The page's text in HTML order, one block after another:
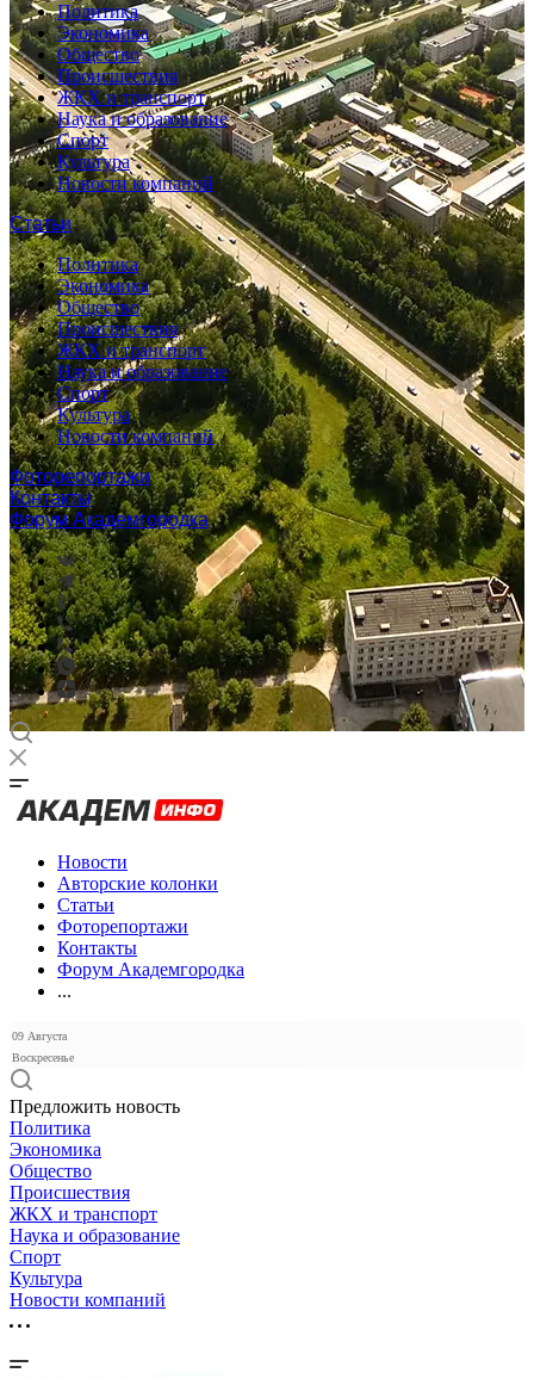
Политика
Экономика
Общество
Происшествия
ЖКХ и транспорт
Наука и образование
Спорт
Культура
Новости компаний
Статьи
Политика
Экономика
Общество
Происшествия
ЖКХ и транспорт
Наука и образование
Спорт
Культура
Новости компаний
Фоторепортажи
Контакты
Форум Академгородка
Новости
Авторские колонки
Статьи
Фоторепортажи
Контакты
Форум Академгородка
...
09 Августа
Воскресенье
Предложить новость
Политика
Экономика
Общество
Происшествия
ЖКХ и транспорт
Наука и образование
Спорт
Культура
Новости компаний